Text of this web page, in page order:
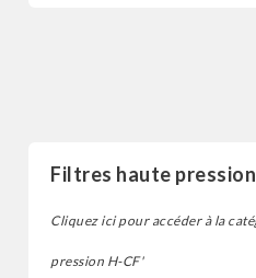
Filtres haute pression
Cliquez ici pour accéder à la
pression H-CF'